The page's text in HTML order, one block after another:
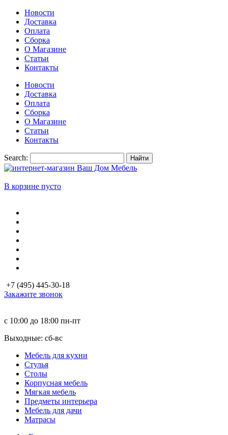
Новости
Доставка
Оплата
Сборка
О Магазине
Статьи
Контакты
Новости
Доставка
Оплата
Сборка
О Магазине
Статьи
Контакты
Search: Найти
В корзине пусто
+7 (495) 445-30-18
Закажите звонок
с 10:00 до 18:00 пн-пт
Выходные: сб-вc
Мебель для кухни
Стулья
Столы
Корпусная мебель
Мягкая мебель
Предметы интерьера
Мебель для дачи
Матраcы